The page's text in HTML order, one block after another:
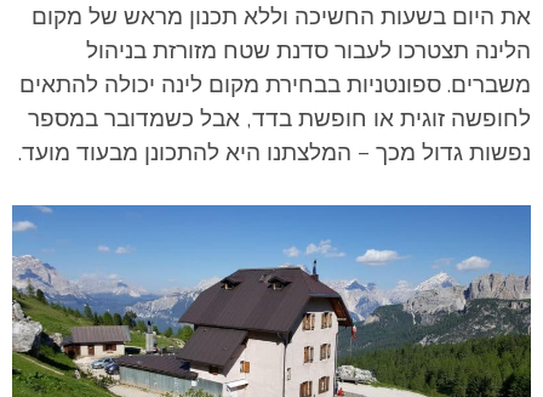
את היום בשעות החשיכה וללא תכנון מראש של מקום
הלינה תצטרכו לעבור סדנת שטח מזורזת בניהול
משברים. ספונטניות בבחירת מקום לינה יכולה להתאים
לחופשה זוגית או חופשת בדד, אבל כשמדובר במספר
נפשות גדול מכך – המלצתנו היא להתכונן מבעוד מועד.